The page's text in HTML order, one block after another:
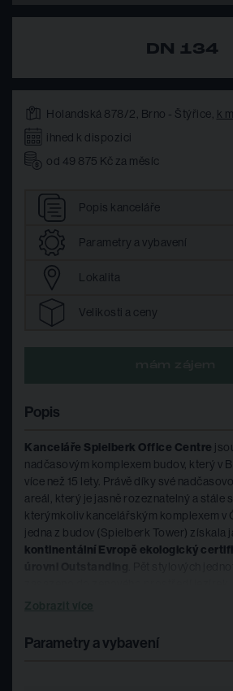
DN 134
Holandská 878/2, Brno - Štýřice, k
ihned k dispozici
od 49 875 Kč za měsíc
Popis kanceláře
Parametry a vybavení
Lokalita
Velikosti a ceny
Popis
Kanceláře Spielberk Office Centre
nadčasovým komplexem budov, který v
více než 15 lety. Právě díky své
areál, který je jasně rozeznatelný a stále
kterýmkoliv kancelářským komplexem v
jedna z budov (Spielberk Tower) získala
kontinentální Evropě ekologický
kolem budov vytvořeno, dává celému
nádech klidu a harmonie. Na druhé
Parametry a vybavení